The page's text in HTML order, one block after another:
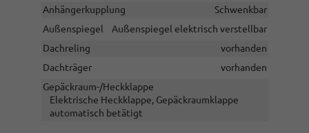
Anhängerkupplung
Schwenkbar
Außenspiegel
Außenspiegel elektrisch verstellbar
Dachreling
vorhanden
Dachträger
vorhanden
Gepäckraum-/Heckklappe
Elektrische Heckklappe, Gepäckraumklappe
automatisch betätigt